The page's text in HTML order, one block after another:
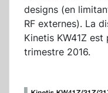
designs (en
RF externes). La
Kinetis KW41Z
trimestre 2016.